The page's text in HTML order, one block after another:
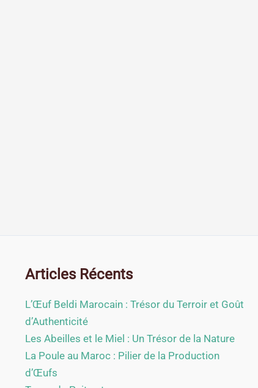
Articles Récents
L’Œuf Beldi Marocain : Trésor du Terroir et Goût
d’Authenticité
Les Abeilles et le Miel : Un Trésor de la Nature
La Poule au Maroc : Pilier de la Production
d’Œufs